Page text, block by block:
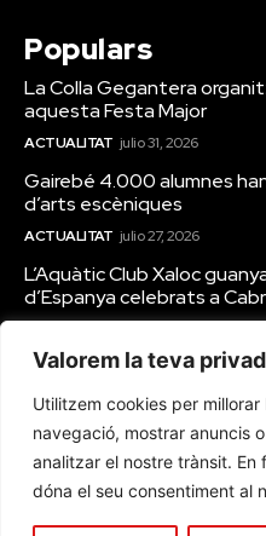
Valorem la teva
Utilitzem cookies per
navegació, mostrar anuncis
analitzar el nostre trànsit. En
dóna el seu consentiment al
Populars
La Colla Gegantera
aquesta Festa Major
ACTUALITAT julio 31, 2026
Gairebé 4.000 alumnes
d’arts escèniques
ACTUALITAT julio 27, 2026
L’Aquàtic Club Xaloc
d’Espanya celebrats a
Notes Legals
Avis Legal
Política de Privacitat